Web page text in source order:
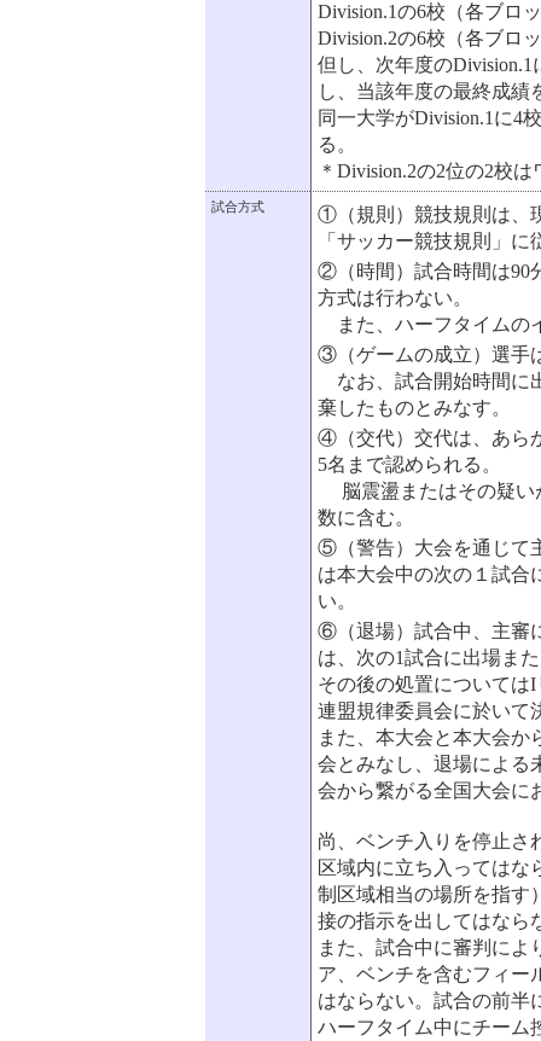
Division.1の6校（各ブロ
Division.2の6校（各ブロ
但し、次年度の
し、当該年度の最終成績
同一大学がDivision.1に4
る。
＊Division.2の2位の2校
試合方式
①（規則）競技規則は、
「サッカー競技規則」に
②（時間）試合時間は90
方式は行わない。
また、ハーフタイムの
③（ゲームの成立）選手
なお、試合開始時間に
棄したものとみなす。
④（交代）交代は、あら
5名まで認められる。
脳震盪またはその疑い
数に含む。
⑤（警告）大会を通じて
は本大会中の次の１試合
い。
⑥（退場）試合中、主審
は、次の1試合に出場ま
その後の処置については
連盟規律委員会に於いて
また、本大会と本大会
会とみなし、退場による
会から繋がる全国大会に
尚、ベンチ入りを停止さ
区域内に立ち入ってはな
制区域相当の場所を指す
接の指示を出してはなら
また、試合中に審判に
ア、ベンチを含むフィー
はならない。試合の前半
ハーフタイム中にチーム